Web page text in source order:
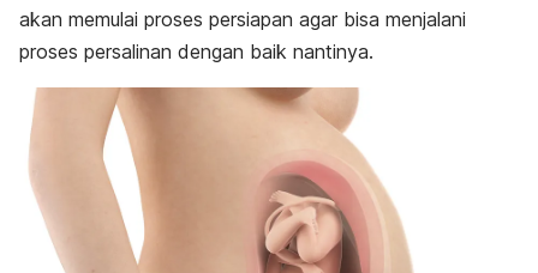
akan memulai proses persiapan agar bisa menjalani
proses persalinan dengan baik nantinya.